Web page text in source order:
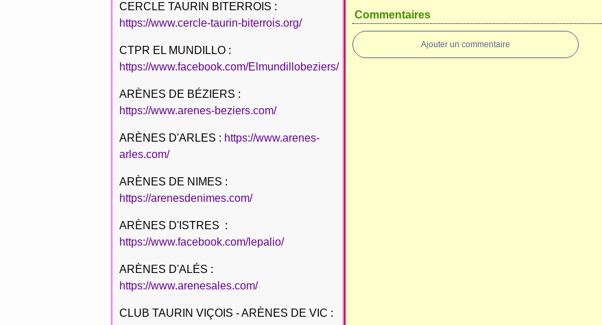
CERCLE TAURIN BITERROIS :
https://www.cercle-taurin-biterrois.org/
CTPR EL MUNDILLO :
https://www.facebook.com/Elmundillobeziers/
ARÈNES DE BÉZIERS :
https://www.arenes-beziers.com/
ARÈNES D'ARLES : https://www.arenes-
arles.com/
ARÈNES DE NIMES :
https://arenesdenimes.com/
ARÈNES D'ISTRES :
https://www.facebook.com/lepalio/
ARÈNES D'ALÉS :
https://www.arenesales.com/
CLUB TAURIN VIÇOIS - ARÈNES DE VIC :
Commentaires
Ajouter un commentaire